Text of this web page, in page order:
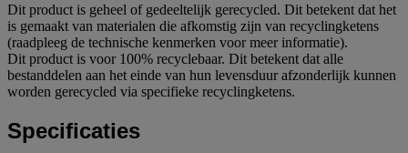
Dit product is geheel of gedeeltelijk gerecycled. Dit betekent dat het
is gemaakt van materialen die afkomstig zijn van recyclingketens
(raadpleeg de technische kenmerken voor meer informatie).
Dit product is voor 100% recyclebaar. Dit betekent dat alle
bestanddelen aan het einde van hun levensduur afzonderlijk kunnen
worden gerecycled via specifieke recyclingketens.
Specificaties